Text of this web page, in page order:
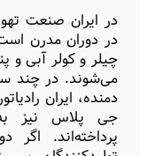
در ایران صنعت
در دوران مدرن
چیلر و کولر آبی و
می‌شوند. در چند
دمنده، ایران
جی پلاس نیز به
پرداخته‌اند.